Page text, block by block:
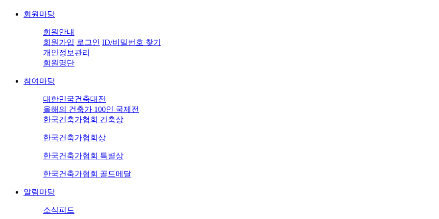
회원마당
회원안내
회원가입 로그인 ID/비밀번호 찾기
개인정보관리
회원명단
참여마당
대한민국건축대전
올해의 건축가 100인 국제전
한국건축가협회 건축상
한국건축가협회상
한국건축가협회 특별상
한국건축가협회 골드메달
알림마당
소식피드